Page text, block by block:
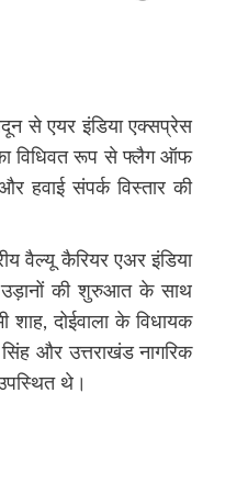
से एयर इंडिया एक्सप्रेस
विधिवत रूप से फ्लैग ऑफ
हवाई संपर्क विस्तार की
वैल्यू कैरियर एअर इंडिया
की शुरुआत के साथ
शाह, दोईवाला के विधायक
और उत्तराखंड नागरिक
थे।